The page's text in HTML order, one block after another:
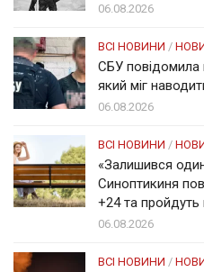
06.08.2026
ВСІ НОВИНИ /
СБУ повідомила
який міг
06.08.2026
ВСІ НОВИНИ /
«Залишився
Синоптикиня
+24 та пройдуть
06.08.2026
ВСІ НОВИНИ /